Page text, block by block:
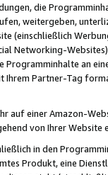
die
weitergeben,
(einschließlich
Networking-
Programminhalte an
Ihrem Partner-Tag
auf einer Amazon-
von Ihrer
in den
Produkt, eine